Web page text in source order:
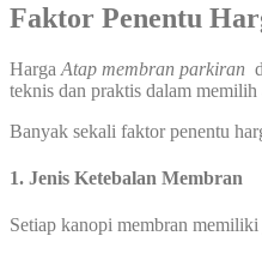
Faktor Penentu
Harga Atap membran parkiran
teknis dan praktis dalam
Banyak sekali faktor penentu
1. Jenis Ketebalan Membran
Setiap kanopi membran